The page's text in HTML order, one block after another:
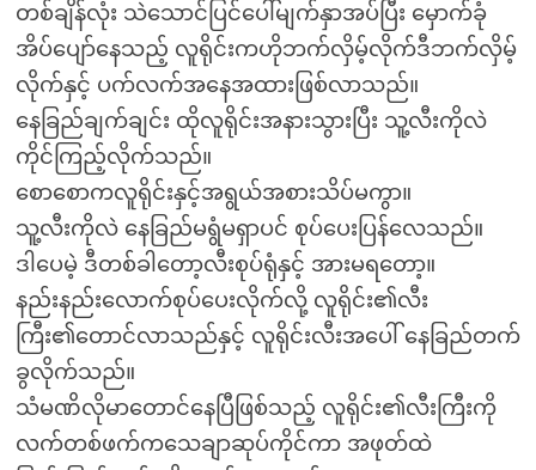
တစ်ချိန်လုံး သဲသောင်ပြင်ပေါ်မျက်နှာအပ်ပြီး မှောက်ခုံ
အိပ်ပျော်နေသည့် လူရိုင်းကဟိုဘက်လှိမ့်လိုက်ဒီဘက်လှိမ့်
လိုက်နှင့် ပက်လက်အနေအထားဖြစ်လာသည်။
နေခြည်ချက်ချင်း ထိုလူရိုင်းအနားသွားပြီး သူ့လီးကိုလဲ
ကိုင်ကြည့်လိုက်သည်။
စောစောကလူရိုင်းနှင့်အရွယ်အစားသိပ်မကွာ။
သူ့လီးကိုလဲ နေခြည်မရွံမရှာပင် စုပ်ပေးပြန်လေသည်။
ဒါပေမဲ့ ဒီတစ်ခါတော့လီးစုပ်ရုံနှင့် အားမရတော့။
နည်းနည်းလောက်စုပ်ပေးလိုက်လို့ လူရိုင်း၏လီး
ကြီး၏တောင်လာသည်နှင့် လူရိုင်းလီးအပေါ် နေခြည်တက်
ခွလိုက်သည်။
သံမဏိလိုမာတောင်နေပြီဖြစ်သည့် လူရိုင်း၏လီးကြီးကို
လက်တစ်ဖက်ကသေချာဆုပ်ကိုင်ကာ အဖုတ်ထဲ